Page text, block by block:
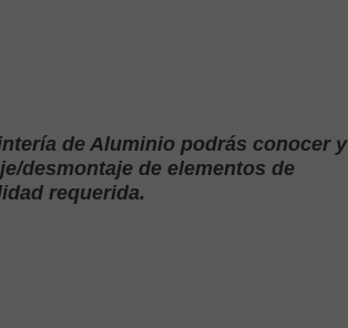
de Aluminio podrás conocer y
desmontaje de elementos de
requerida.